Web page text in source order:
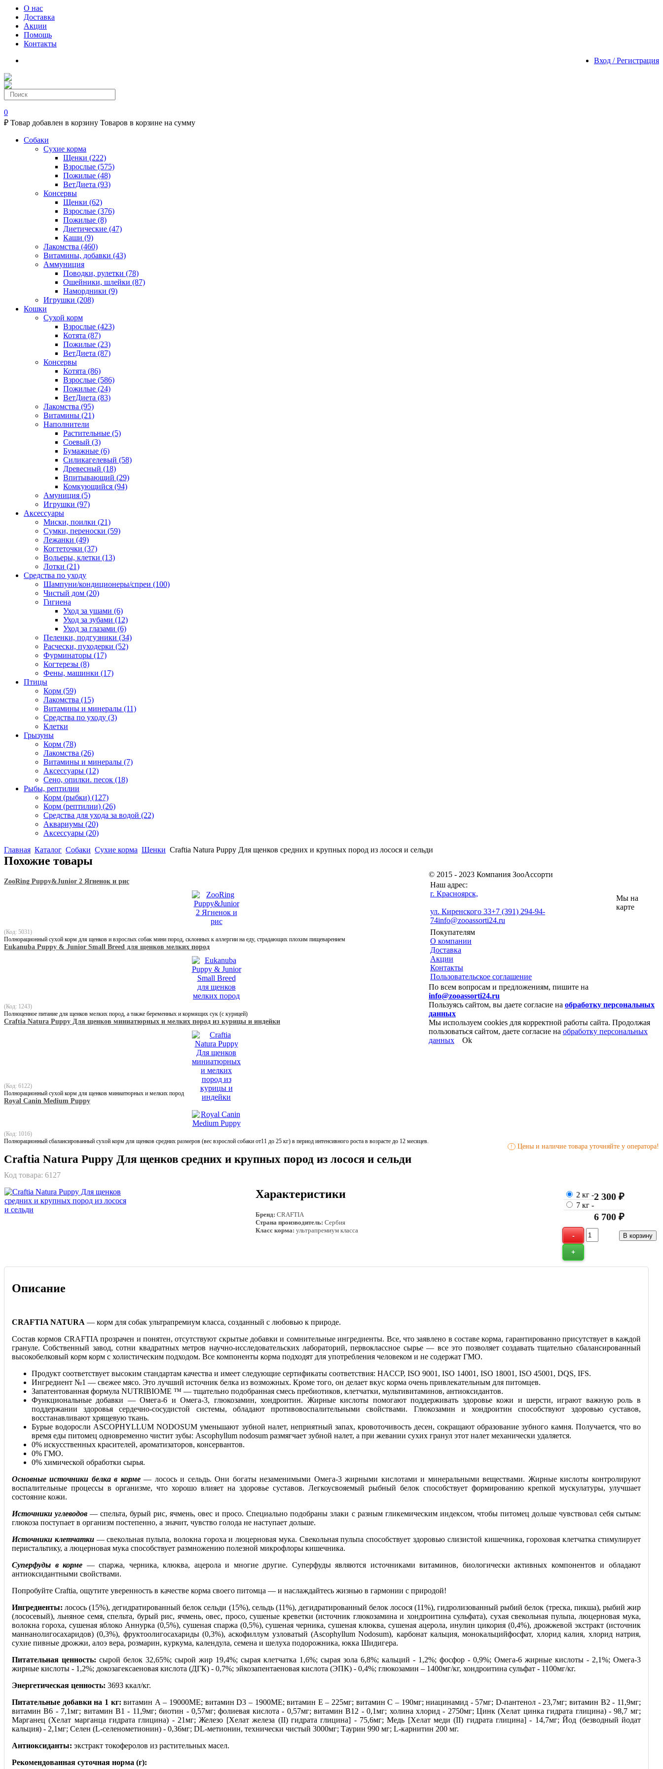
О нас
Доставка
Акции
Помощь
Контакты
Вход / Регистрация
0
₽ Товар добавлен в корзину Товаров в корзине на сумму
Собаки
Сухие корма
Щенки (222)
Взрослые (575)
Пожилые (48)
ВетДиета (93)
Консервы
Щенки (62)
Взрослые (376)
Пожилые (8)
Диетические (47)
Каши (9)
Лакомства (460)
Витамины, добавки (43)
Аммуниция
Поводки, рулетки (78)
Ошейники, шлейки (87)
Намордники (9)
Игрушки (208)
Кошки
Сухой корм
Взрослые (423)
Котята (87)
Пожилые (23)
ВетДиета (87)
Консервы
Котята (86)
Взрослые (586)
Пожилые (24)
ВетДиета (83)
Лакомства (95)
Витамины (21)
Наполнители
Растительные (5)
Соевый (3)
Бумажные (6)
Силикагелевый (58)
Древесный (18)
Впитывающий (29)
Комкующийся (94)
Амуниция (5)
Игрушки (97)
Аксессуары
Миски, поилки (21)
Сумки, переноски (59)
Лежанки (49)
Когтеточки (37)
Вольеры, клетки (13)
Лотки (21)
Средства по уходу
Шампуни/кондиционеры/спреи (100)
Чистый дом (20)
Гигиена
Уход за ушами (6)
Уход за зубами (12)
Уход за глазами (6)
Пеленки, подгузники (34)
Расчески, пуходерки (52)
Фурминаторы (17)
Когтерезы (8)
Фены, машинки (17)
Птицы
Корм (59)
Лакомства (15)
Витамины и минералы (11)
Средства по уходу (3)
Клетки
Грызуны
Корм (78)
Лакомства (26)
Витамины и минералы (7)
Аксессуары (12)
Сено, опилки. песок (18)
Рыбы, рептилии
Корм (рыбки) (127)
Корм (рептилии) (26)
Средства для ухода за водой (22)
Аквариумы (20)
Аксессуары (20)
Главная Каталог Собаки Сухие корма Щенки Craftia Natura Puppy Для щенков средних и крупных пород из лосося и сельди
Похожие товары
ZooRing Puppy&Junior 2 Ягненок и рис
(Код: 5031)
Полнорационный сухой корм для щенков и взрослых собак мини пород, склонных к аллергии на еду, страдающих плохим пищеварением
Eukanuba Puppy & Junior Small Breed для щенков мелких пород
(Код: 1243)
Полноценное питание для щенков мелких пород, а также беременных и кормящих сук (с курицей)
Craftia Natura Puppy Для щенков миниатюрных и мелких пород из курицы и индейки
(Код: 6122)
Полнорационный сухой корм для щенков миниатюрных и мелких пород
Royal Canin Medium Puppy
(Код: 1016)
Полнорационный сбалансированный сухой корм для щенков средних размеров (вес взрослой собаки от11 до 25 кг) в период интенсивного роста в возрасте до 12 месяцев.
! Цены и наличие товара уточняйте у оператора!
Craftia Natura Puppy Для щенков средних и крупных пород из лосося и сельди
Код товара: 6127
Характеристики
Бренд: CRAFTIA
Страна производитель: Сербия
Класс корма: ультрапремиум класса
2 кг -2 300 ₽
7 кг -
6 700 ₽
Описание
CRAFTIA NATURA — корм для собак ультрапремиум класса, созданный с любовью к природе.
Состав кормов CRAFTIA прозрачен и понятен, отсутствуют скрытые добавки и сомнительные ингредиенты. Все, что заявлено в составе корма, гарантированно присутствует в каждой
грануле. Собственный завод, сотни квадратных метров научно-исследовательских лабораторий, первоклассное сырье — все это позволяет создавать тщательно сбалансированный
высокобелковый корм корм с холистическим подходом. Все компоненты корма подходят для употребления человеком и не содержат ГМО.
Продукт соответствует высоким стандартам качества и имеет следующие сертификаты соответствия: HACCP, ISO 9001, ISO 14001, ISO 18001, ISO 45001, DQS, IFS.
Ингредиент №1 — свежее мясо. Это лучший источник белка из возможных. Кроме того, он делает вкус корма очень привлекательным для питомцев.
Запатентованная формула NUTRIBIOME ™ — тщательно подобранная смесь пребиотиков, клетчатки, мультивитаминов, антиоксидантов.
Функциональные добавки — Омега-6 и Омега-3, глюкозамин, хондроитин. Жирные кислоты помогают поддерживать здоровье кожи и шерсти, играют важную роль в
поддержании здоровья сердечно-сосудистой системы, обладают противовоспалительными свойствами. Глюкозамин и хондроитин способствуют здоровью суставов,
восстанавливают хрящевую ткань.
Бурые водоросли ASCOPHYLLUM NODOSUM уменьшают зубной налет, неприятный запах, кровоточивость десен, сокращают образование зубного камня. Получается, что во
время еды питомец одновременно чистит зубы: Ascophyllum nodosum размягчает зубной налет, а при жевании сухих гранул этот налет механически удаляется.
0% искусственных красителей, ароматизаторов, консервантов.
0% ГМО.
0% химической обработки сырья.
Основные источники белка в корме— лосось и сельдь. Они богаты незаменимыми Омега-3 жирными кислотами и минеральными веществами. Жирные кислоты контролируют
воспалительные процессы в организме, что хорошо влияет на здоровье суставов. Легкоусвояемый рыбный белок способствует формированию крепкой мускулатуры, улучшает
состояние кожи.
Источники углеводов — спельта, бурый рис, ячмень, овес и просо. Специально подобраны злаки с разным гликемическим индексом, чтобы питомец дольше чувствовал себя сытым:
глюкоза поступает в организм постепенно, а значит, чувство голода не наступает дольше.
Источники клетчатки— свекольная пульпа, волокна гороха и люцерновая мука. Свекольная пульпа способствует здоровью слизистой кишечника, гороховая клетчатка стимулирует
перистальтику, а люцерновая мука способствует размножению полезной микрофлоры кишечника.
Суперфуды в корме — спаржа, черника, клюква, ацерола и многие другие. Суперфуды являются источниками витаминов, биологически активных компонентов и обладают
антиоксидантными свойствами.
Попробуйте Craftia, ощутите уверенность в качестве корма своего питомца — и наслаждайтесь жизнью в гармонии с природой!
Ингредиенты: лосось (15%), дегидратированный белок сельди (15%), сельдь (11%), дегидратированный белок лосося (11%), гидролизованный рыбий белок (треска, пикша), рыбий жир
(лососевый), льняное семя, спельта, бурый рис, ячмень, овес, просо, сушеные креветки (источник глюкозамина и хондроитина сульфата), сухая свекольная пульпа, люцерновая мука,
волокна гороха, сушеная яблоко Аннурка (0,5%), сушеная спаржа (0,5%), сушеная черника, сушеная клюква, сушеная ацерола, инулин цикория (0,4%), дрожжевой экстракт (источник
маннанолигосахаридов) (0,3%), фруктоолигосахариды (0,3%), аскофиллум узловатый (Ascophyllum Nodosum), карбонат кальция, монокальцийфосфат, хлорид калия, хлорид натрия,
сухие пивные дрожжи, алоэ вера, розмарин, куркума, календула, семена и шелуха подорожника, юкка Шидигера.
Питательная ценность: сырой белок 32,65%; сырой жир 19,4%; сырая клетчатка 1,6%; сырая зола 6,8%; кальций - 1,2%; фосфор - 0,9%; Омега-6 жирные кислоты - 2,1%; Омега-3
жирные кислоты - 1,2%; докозагексаеновая кислота (ДГК) - 0,7%; эйкозапентаеновая кислота (ЭПК) - 0,4%; глюкозамин – 1400мг/кг, хондроитина сульфат - 1100мг/кг.
Энергетическая ценность: 3693 ккал/кг.
Питательные добавки на 1 кг: витамин А – 19000ME; витамин D3 – 1900ME; витамин Е – 225мг; витамин С – 190мг; ниацинамид - 57мг; D-пантенол - 23,7мг; витамин B2 - 11,9мг;
витамин B6 - 7,1мг; витамин B1 - 11,9мг; биотин - 0,57мг; фолиевая кислота - 0,57мг; витамин B12 - 0,1мг; холина хлорид - 2750мг; Цинк (Хелат цинка гидрата глицина) - 98,7 мг;
Марганец (Хелат марганца гидрата глицина) - 21мг; Железо [Хелат железа (II) гидрата глицина] - 75,6мг; Медь [Хелат меди (II) гидрата глицина] - 14,7мг; Йод (безводный йодат
кальция) - 2,1мг; Cелен (L-селенометионин) - 0,36мг; DL-метионин, технически чистый 3000мг; Tаурин 990 мг; L-карнитин 200 мг.
Антиоксиданты: экстракт токоферолов из растительных масел.
Рекомендованная суточная норма (г):
© 2015 - 2023 Компания ЗооАссорти
Наш адрес:
г. Красноярск,
ул. Киренского 33+7 (391) 294-94-
74info@zooassorti24.ru
Мы на
карте
Покупателям
О компании
Доставка
Акции
Контакты
Пользовательское соглашение
По всем вопросам и предложениям, пишите на
info@zooassorti24.ru
Пользуясь сайтом, вы даете согласие на обработку персональных
данных
Мы используем cookies для корректной работы сайта. Продолжая
пользоваться сайтом, даете согласие на обработку персональных
данных
Ok